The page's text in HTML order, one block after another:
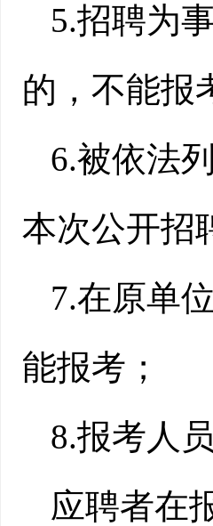
5.招聘为
的，不能报
6.被依法
本次公开招
7.在原单
能报考；
8.报考人
应聘者在